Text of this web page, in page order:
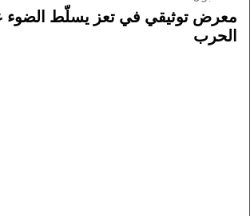
معرض توثيقي في تعز يسلّط الضوء
الحرب